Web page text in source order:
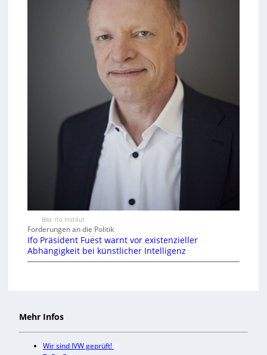
Bild: Ifo Institut
Forderungen an die Politik
Ifo Präsident Fuest warnt vor existenzieller
Abhängigkeit bei künstlicher Intelligenz
Mehr Infos
Wir sind IVW geprüft!